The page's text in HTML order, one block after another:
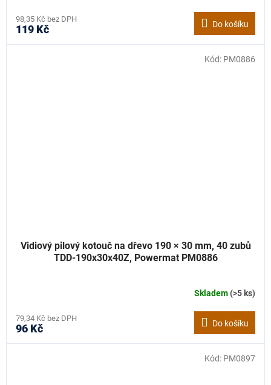
98,35 Kč bez DPH
119 Kč Do košíku
Vidiový pilový kotouč na dřevo 190 × 30 mm, 40 zubů
TDD-190x30x40Z, Powermat PM0886
Skladem(>5 ks)
79,34 Kč bez DPH
96 Kč Do košíku
Kód: PM0886
Kód: PM0897